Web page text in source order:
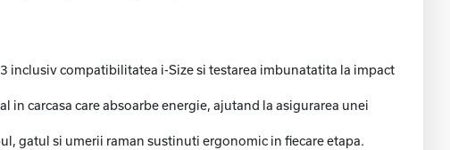
inclusiv compatibilitatea i-Size si testarea imbunatatita la impact
carcasa care absoarbe energie, ajutand la asigurarea unei
gatul si umerii raman sustinuti ergonomic in fiecare etapa.